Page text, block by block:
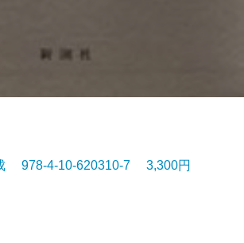
978-4-10-620310-7 3,300円